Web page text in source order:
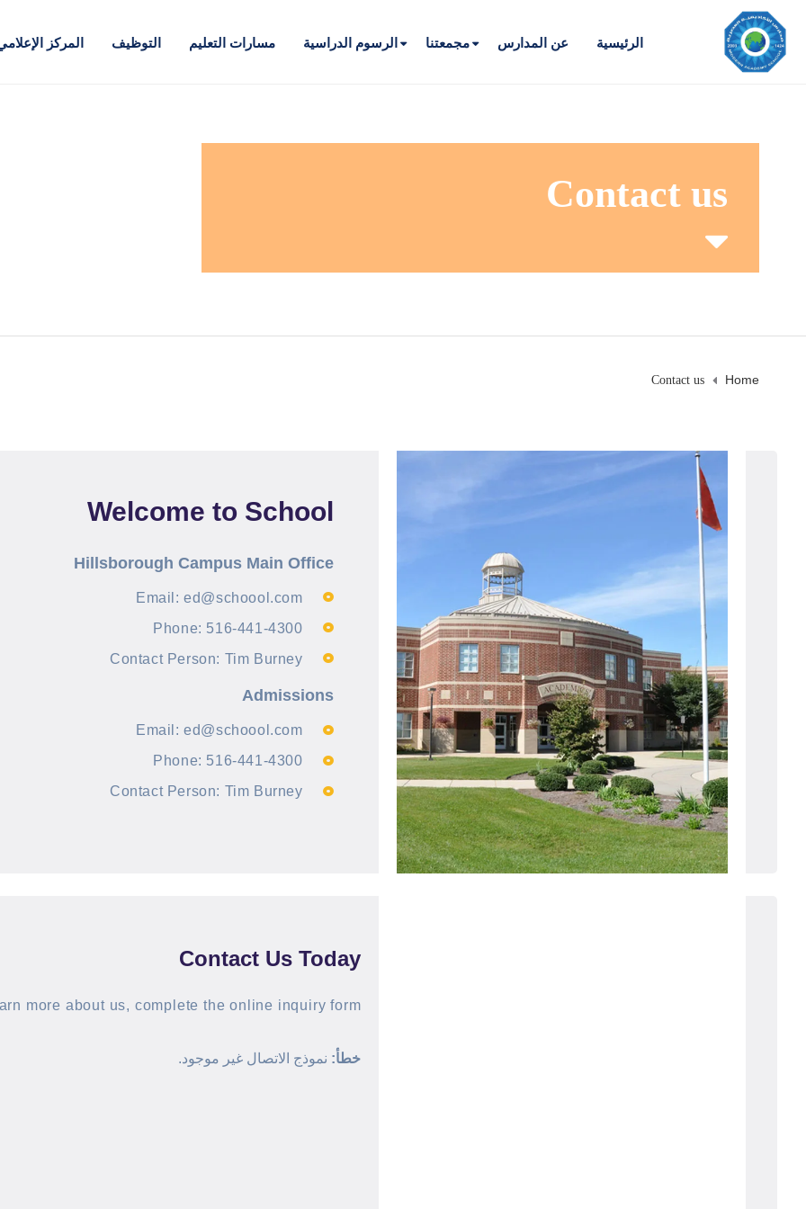
الرئيسية عن المدارس مجمعتنا الرسوم الدراسية مسارات التعليم التوظيف المركز
Contact us
Home
Contact us
Welcome to School
Hillsborough Campus Main Office
Email: ed@schoool.com
Phone: 516-441-4300
Contact Person: Tim Burney
Admissions
Email: ed@schoool.com
Phone: 516-441-4300
Contact Person: Tim Burney
Contact Us​ Today
more about us, complete the online inquiry form.
خطأ: نموذج الاتصال غير موجود.